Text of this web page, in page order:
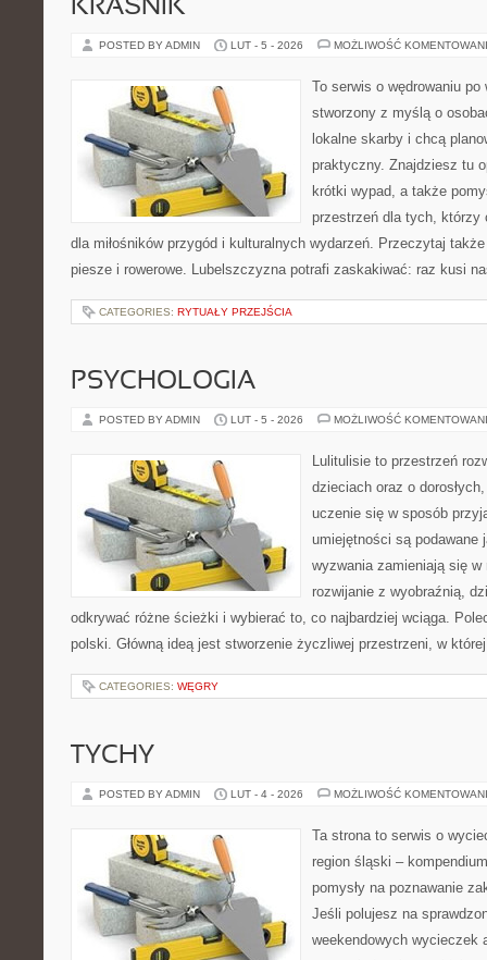
KRAŚNIK
POSTED BY ADMIN LUT - 5 - 2026 MOŻLIWOŚĆ
To serwis o wędrowaniu
stworzony z myślą o
lokalne skarby i chcą
praktyczny. Znajdziesz tu
krótki wypad, a także
przestrzeń dla tych, którzy
dla miłośników przygód i kulturalnych wydarzeń. Przeczytaj
piesze i rowerowe. Lubelszczyzna potrafi zaskakiwać: raz kusi
CATEGORIES: RYTUAŁY PRZEJŚCIA
PSYCHOLOGIA
POSTED BY ADMIN LUT - 5 - 2026 MOŻLIWOŚĆ
Lulitulisie to przestrzeń
dzieciach oraz o
uczenie się w sposób
umiejętności są podawane
wyzwania zamieniają się w
rozwijanie z wyobraźnią,
odkrywać różne ścieżki i wybierać to, co najbardziej wciąga.
polski. Główną ideą jest stworzenie życzliwej przestrzeni, w
CATEGORIES: WĘGRY
TYCHY
POSTED BY ADMIN LUT - 4 - 2026 MOŻLIWOŚĆ
Ta strona to serwis o
region śląski –
pomysły na poznawanie
Jeśli polujesz na
weekendowych wycieczek